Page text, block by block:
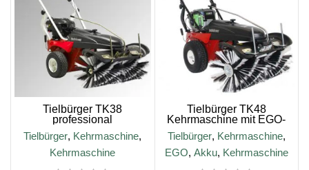
Tielbürger TK38
professional
Kehrmaschine, B&S 675
EXi Motor
Tielbürger, Kehrmaschine,
Kehrmaschine
Tielbürger TK48
Kehrmaschine mit EGO-
Akku-Motor
Tielbürger, Kehrmaschine,
EGO, Akku, Kehrmaschine